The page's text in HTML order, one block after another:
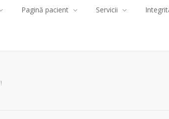
Pagină pacient Servicii